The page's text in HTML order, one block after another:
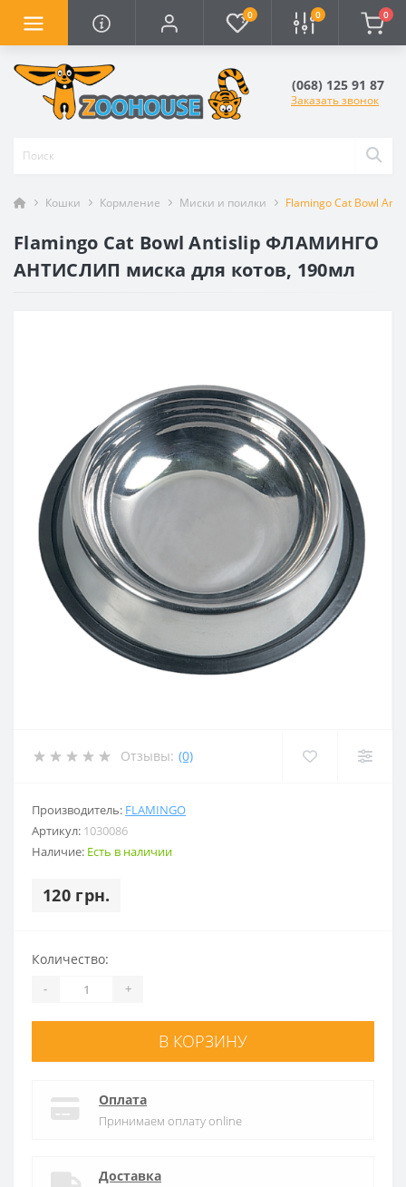
0 0 0
(068) 125 91 87
Заказать звонок
Кошки Кормление Миски и поилки Flamingo Cat Bowl
Flamingo Cat Bowl Antislip ФЛАМИНГО
АНТИСЛИП миска для котов, 190мл
Отзывы: (0)
Производитель: FLAMINGO
Артикул: 1030086
Наличие: Есть в наличии
120 грн.
Количество:
- +
В КОРЗИНУ
Оплата
Принимаем оплату online
Доставка